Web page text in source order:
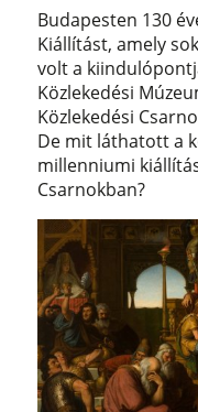
Budapesten 130
Kiállítást, amely
volt a
Közlekedési
Közlekedési
De mit láthatott a
millenniumi
Csarnokban?